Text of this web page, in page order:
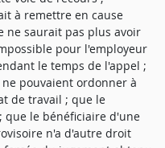
à remettre en cause
ne saurait pas plus avoir
pour l'employeur
le temps de l'appel ;
pouvaient ordonner à
de travail ; que le
que le bénéficiaire d'une
n'a d'autre droit